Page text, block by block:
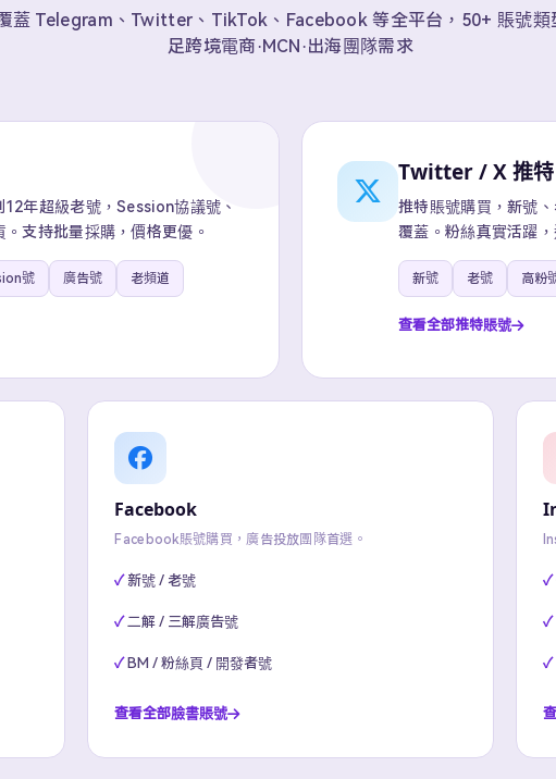
蓋 Telegram、Twitter、TikTok、Facebook 等全平台，50+ 賬號類
足跨境電商·MCN·出海團隊需求
年超級老號，Session協議號、
支持批量採購，價格更優。
號 廣告號 老頻道
Twitter / X 推特
推特賬號購買，新號
覆蓋。粉絲真實活躍
新號 老號 高粉
查看全部推特賬號
Facebook
Facebook賬號購買，廣告投放團隊首選。
新號 / 老號
二解 / 三解廣告號
BM / 粉絲頁 / 開發者號
查看全部臉書賬號